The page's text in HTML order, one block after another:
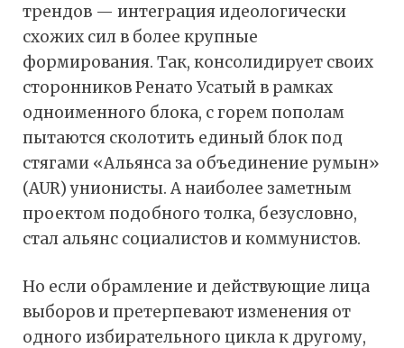
трендов — интеграция идеологически
схожих сил в более крупные
формирования. Так, консолидирует своих
сторонников Ренато Усатый в рамках
одноименного блока, с горем пополам
пытаются сколотить единый блок под
стягами «Альянса за объединение румын»
(AUR) унионисты. А наиболее заметным
проектом подобного толка, безусловно,
стал альянс социалистов и коммунистов.
Но если обрамление и действующие лица
выборов и претерпевают изменения от
одного избирательного цикла к другому,